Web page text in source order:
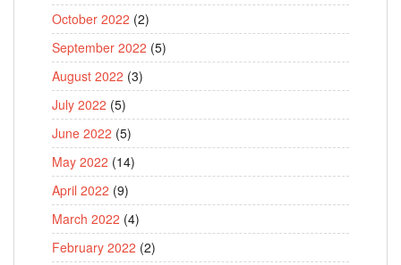
October 2022 (2)
September 2022 (5)
August 2022 (3)
July 2022 (5)
June 2022 (5)
May 2022 (14)
April 2022 (9)
March 2022 (4)
February 2022 (2)